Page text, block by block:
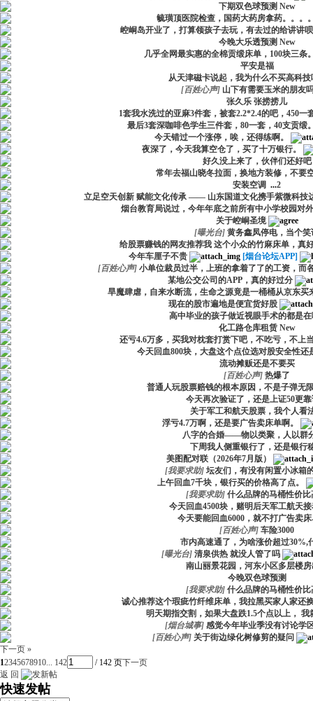
下期双色球预测 New
毓璜顶医院检查，国药大药房拿药。。。
崆峒岛开业了，打算领孩子去玩，有去过的给讲讲
今晚大乐透预测 New
几乎全网最实惠的全棉贡缎床单，100块三条
平安是福
从天津磁卡说起，我为什么不买高科技
[百姓心声] 山下有需要玉米的朋友
张久乐 张捞捞儿
1套我水洗过的亚麻3件套，被套2.2*2.4的吧，450一
最后3套深咖啡色学生三件套，80一套，40支贡缎
今天错过一个涨停，唉，还得练啊。
夜深了，今天我算空仓了，买了十万银行。
好久没上来了，伙伴们还好吧
常年去福山晓冬拉面，换地方装修，不要
安装空调 ...2
立足空天创新 赋能文化传承 —— 山东国道文化携手紫微科技
烟台教育局说过，今年年底之前所有中小学校园对
关于崆峒圣境
[曝光台] 黄务鑫凤停电，当个笑
给股票赚钱的网友推荐我 这个小众的竹麻床单，真
今年车厘子不贵
[烟台论坛APP]
[百姓心声] 小单位裁员过半，上班的拿着了了的工资，而
某地公交公司的APP，真的好过分
旱魔肆虐，自来水断流，生命之源竟是一桶桶从京东买
现在的股市遍地是便宜货好股
高中毕业的孩子做近视眼手术的都是
化工路仓库租赁 New
还亏4.6万多，买我对枕套打赏下吧，不吃亏，不上
今天回血800块，大盘这个点位选对股安全性还
流动摊贩还是不要买
[百姓心声] 热爆了
普通人玩股票赔钱的根本原因，不是子弹无
今天再次验证了，还是上证50更
关于军工和航天股票，我个人看
浮亏4.7万啊，还是要广告卖床单啊。
八字的合婚——物以类聚，人以群
下周我人侧重银行了，还是银行
美图配对联（2026年7月版）
[我要求助] 坛友们，有没有闲置小冰箱
上午回血7千块，银行买的价格高了点。
[我要求助] 什么品牌的马桶性价比
今天回血4500块，赌明后天军工航天
今天要能回血6000，就不打广告卖
[百姓心声] 车险3000
市内高速通了，为啥涨价超过30%,
[曝光台] 清泉供热 就没人管了吗
南山丽景花园，河东小区多层楼房
今晚双色球预测
[我要求助] 什么品牌的马桶性价比
诚心推荐这个瑕疵竹纤维床单，我拉黑买家人家还
明天期指交割，如果大盘跌1.5个点以上， 我
[烟台城事] 感觉今年毕业季没有讨论学
[百姓心声] 关于街边绿化树修剪的疑问
下一页 »
12345678910... 142 / 142 页下一页
返 回
快速发帖